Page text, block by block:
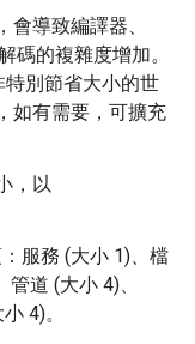
導致編譯器、
碼的複雜度增加。
別節省大小的世
如有需要，可擴充
，以
服務 (大小 1)、檔
道 (大小 4)、
4)。